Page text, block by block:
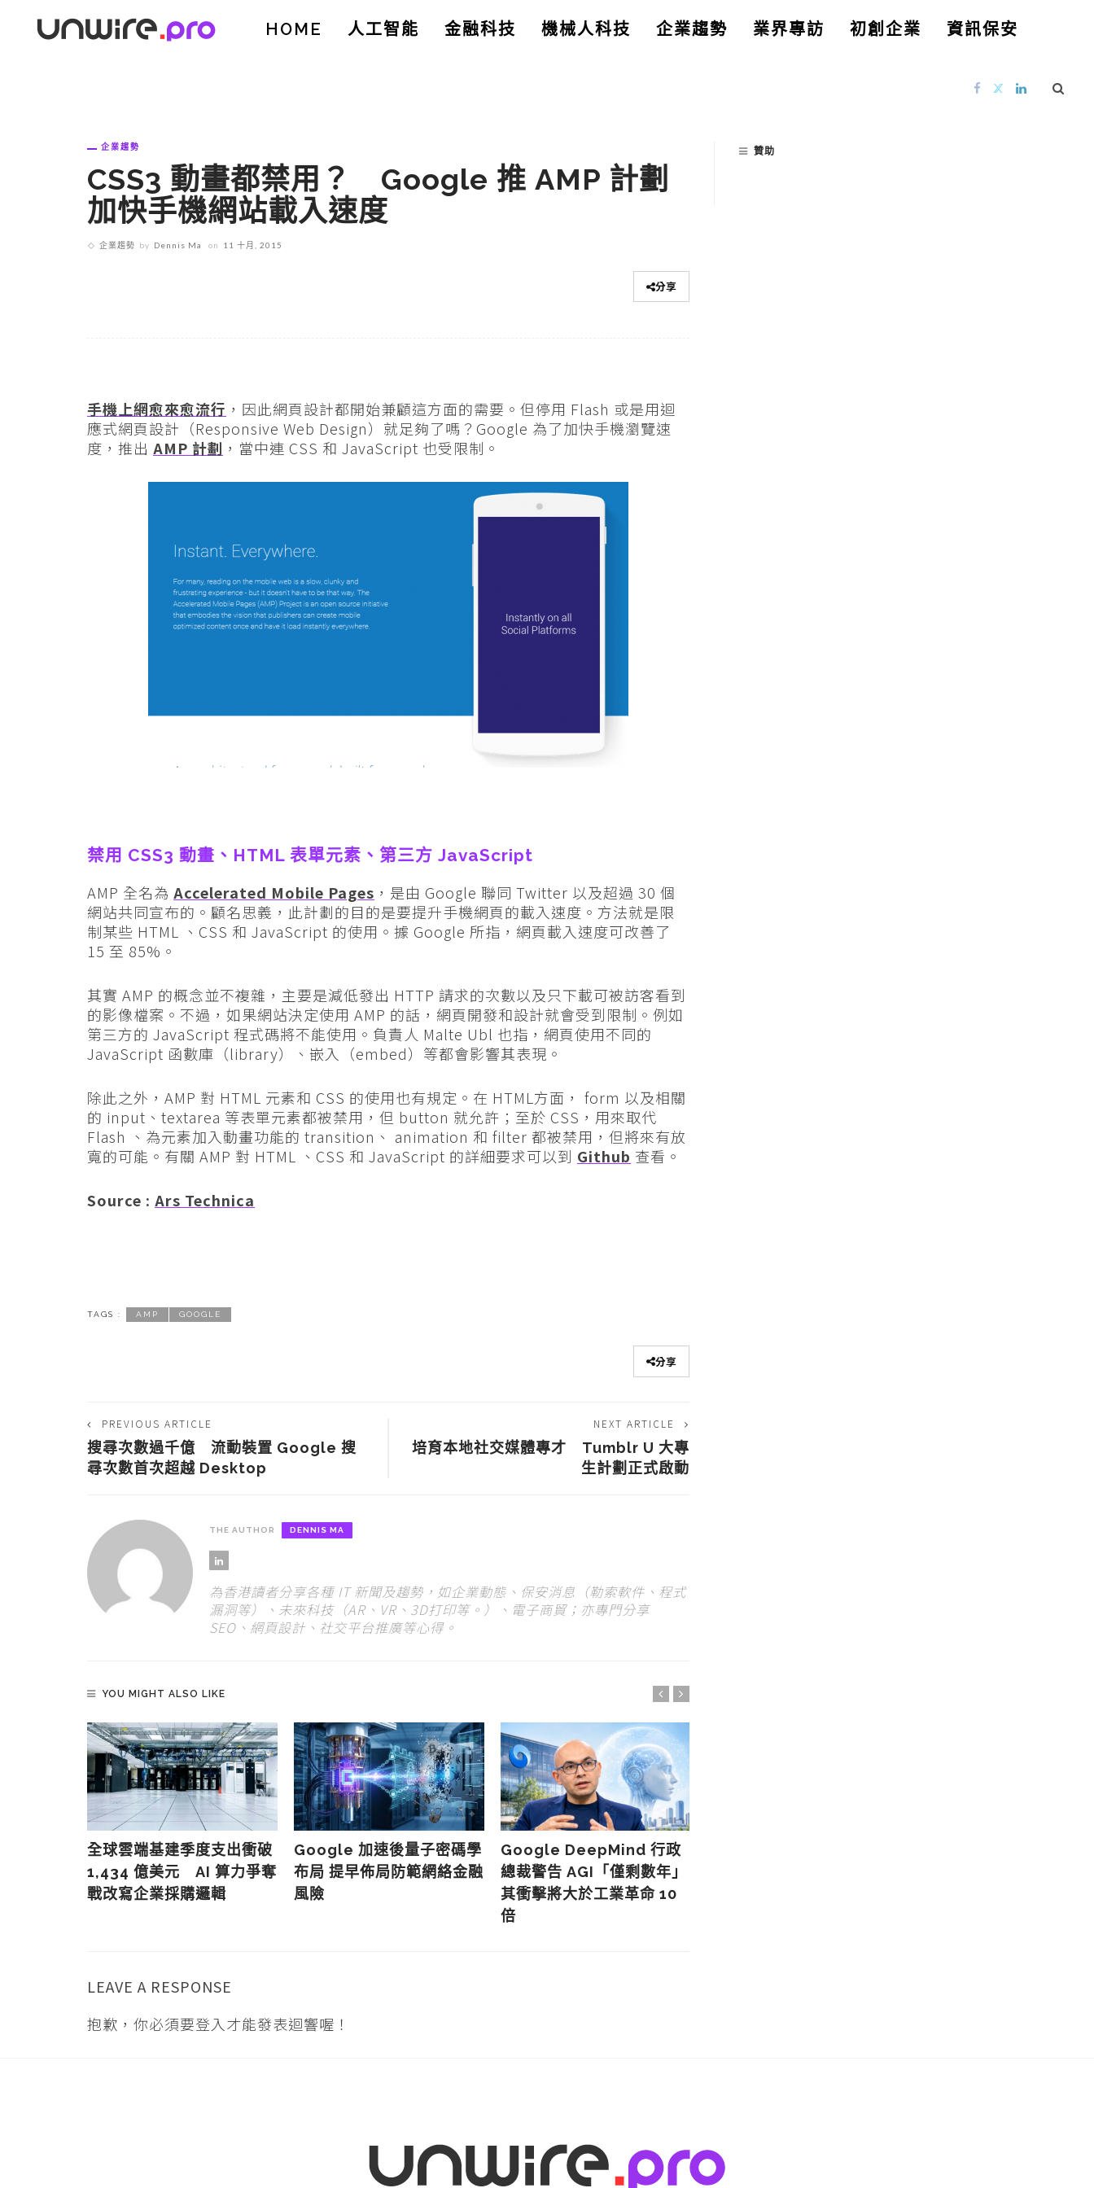
HOME 人工智能 金融科技 機械人科技 企業趨勢 業界專訪 初創企業 資訊保安
企業趨勢
CSS3 動畫都禁用？ Google 推 AMP 計劃
加快手機網站載入速度
企業趨勢 by Dennis Ma on 11 十月, 2015
分享
手機上網愈來愈流行 ，因此網頁設計都開始兼顧這方面的需要。但停用 Flash 或是用迴
應式網頁設計（Responsive Web Design）就足夠了嗎？Google 為了加快手機瀏覽速
度，推出 AMP 計劃 ，當中連 CSS 和 JavaScript 也受限制。
禁用 CSS3 動畫、HTML 表單元素、第三方 JavaScript
AMP 全名為 Accelerated Mobile Pages ，是由 Google 聯同 Twitter 以及超過 30 個
網站共同宣布的。顧名思義，此計劃的目的是要提升手機網頁的載入速度。方法就是限
制某些 HTML 、CSS 和 JavaScript 的使用。據 Google 所指，網頁載入速度可改善了
15 至 85%。
其實 AMP 的概念並不複雜，主要是減低發出 HTTP 請求的次數以及只下載可被訪客看到
的影像檔案。不過，如果網站決定使用 AMP 的話，網頁開發和設計就會受到限制。例如
第三方的 JavaScript 程式碼將不能使用。負責人 Malte Ubl 也指，網頁使用不同的
JavaScript 函數庫（library）、嵌入（embed）等都會影響其表現。
除此之外，AMP 對 HTML 元素和 CSS 的使用也有規定。在 HTML方面， form 以及相關
的 input、textarea 等表單元素都被禁用，但 button 就允許；至於 CSS，用來取代
Flash 、為元素加入動畫功能的 transition、 animation 和 filter 都被禁用，但將來有放
寬的可能。有關 AMP 對 HTML 、CSS 和 JavaScript 的詳細要求可以到 Github 查看。
Source : Ars Technica
TAGS : AMP GOOGLE
分享
PREVIOUS ARTICLE
搜尋次數過千億 流動裝置 Google 搜
尋次數首次超越 Desktop
NEXT ARTICLE
培育本地社交媒體專才 Tumblr U 大專
生計劃正式啟動
THE AUTHOR DENNIS MA
為香港讀者分享各種 IT 新聞及趨勢，如企業動態、保安消息（勒索軟件、程式
漏洞等）、未來科技（AR、VR、3D打印等。）、電子商貿；亦專門分享
SEO、網頁設計、社交平台推廣等心得。
YOU MIGHT ALSO LIKE
全球雲端基建季度支出衝破
1,434 億美元 AI 算力爭奪
戰改寫企業採購邏輯
Google 加速後量子密碼學
布局 提早佈局防範網絡金融
風險
Google DeepMind 行政
總裁警告 AGI「僅剩數年」
其衝擊將大於工業革命 10
倍
LEAVE A RESPONSE
抱歉，你必須要登入才能發表迴響喔！
贊助